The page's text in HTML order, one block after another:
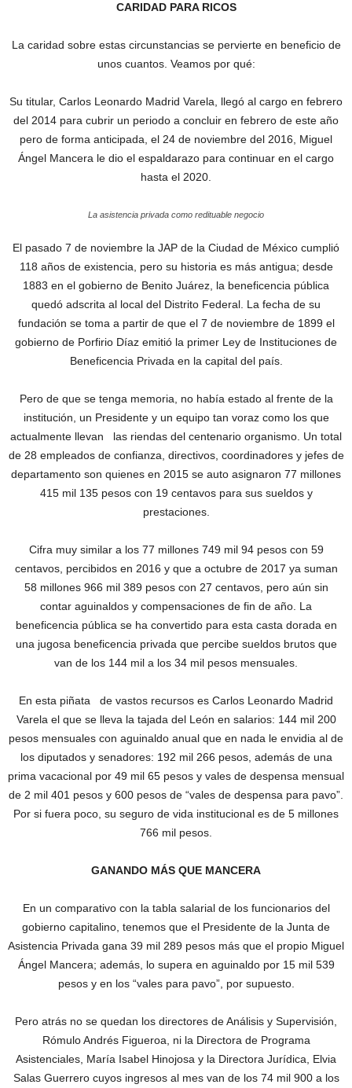
CARIDAD PARA RICOS
La caridad sobre estas circunstancias se pervierte en beneficio de
unos cuantos. Veamos por qué:
Su titular, Carlos Leonardo Madrid Varela, llegó al cargo en febrero
del 2014 para cubrir un periodo a concluir en febrero de este año
pero de forma anticipada, el 24 de noviembre del 2016, Miguel
Ángel Mancera le dio el espaldarazo para continuar en el cargo
hasta el 2020.
La asistencia privada como redituable negocio
El pasado 7 de noviembre la JAP de la Ciudad de México cumplió
118 años de existencia, pero su historia es más antigua; desde
1883 en el gobierno de Benito Juárez, la beneficencia pública
quedó adscrita al local del Distrito Federal. La fecha de su
fundación se toma a partir de que el 7 de noviembre de 1899 el
gobierno de Porfirio Díaz emitió la primer Ley de Instituciones de
Beneficencia Privada en la capital del país.
Pero de que se tenga memoria, no había estado al frente de la
institución, un Presidente y un equipo tan voraz como los que
actualmente llevan las riendas del centenario organismo. Un total
de 28 empleados de confianza, directivos, coordinadores y jefes de
departamento son quienes en 2015 se auto asignaron 77 millones
415 mil 135 pesos con 19 centavos para sus sueldos y
prestaciones.
Cifra muy similar a los 77 millones 749 mil 94 pesos con 59
centavos, percibidos en 2016 y que a octubre de 2017 ya suman
58 millones 966 mil 389 pesos con 27 centavos, pero aún sin
contar aguinaldos y compensaciones de fin de año. La
beneficencia pública se ha convertido para esta casta dorada en
una jugosa beneficencia privada que percibe sueldos brutos que
van de los 144 mil a los 34 mil pesos mensuales.
En esta piñata de vastos recursos es Carlos Leonardo Madrid
Varela el que se lleva la tajada del León en salarios: 144 mil 200
pesos mensuales con aguinaldo anual que en nada le envidia al de
los diputados y senadores: 192 mil 266 pesos, además de una
prima vacacional por 49 mil 65 pesos y vales de despensa mensual
de 2 mil 401 pesos y 600 pesos de “vales de despensa para pavo”.
Por si fuera poco, su seguro de vida institucional es de 5 millones
766 mil pesos.
GANANDO MÁS QUE MANCERA
En un comparativo con la tabla salarial de los funcionarios del
gobierno capitalino, tenemos que el Presidente de la Junta de
Asistencia Privada gana 39 mil 289 pesos más que el propio Miguel
Ángel Mancera; además, lo supera en aguinaldo por 15 mil 539
pesos y en los “vales para pavo”, por supuesto.
Pero atrás no se quedan los directores de Análisis y Supervisión,
Rómulo Andrés Figueroa, ni la Directora de Programa
Asistenciales, María Isabel Hinojosa y la Directora Jurídica, Elvia
Salas Guerrero cuyos ingresos al mes van de los 74 mil 900 a los